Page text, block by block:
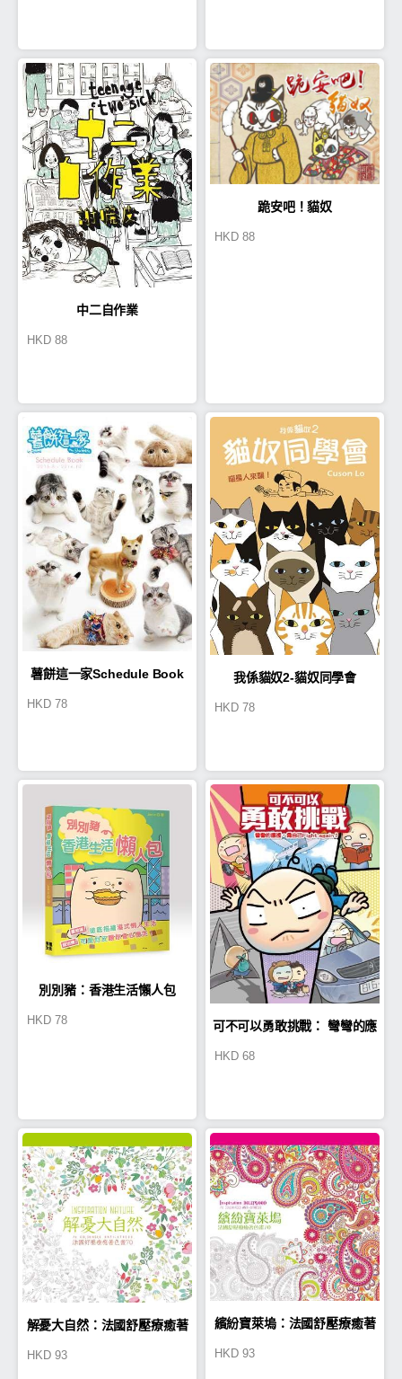
中二自作業
HKD 88
跪安吧！貓奴
HKD 88
薯餅這一家Schedule Book
HKD 78
我係貓奴2-貓奴同學會
HKD 78
別別豬：香港生活懶人包
HKD 78 可不可以勇敢挑戰： 彎彎的應
HKD 68
解憂大自然：法國舒壓療癒著
HKD 93
繽紛寶萊塢：法國舒壓療癒著
HKD 93